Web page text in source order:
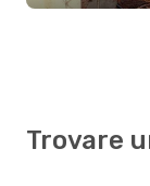
Trovare